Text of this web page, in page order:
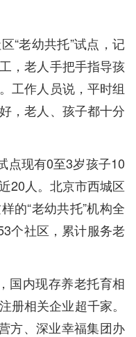
“老幼共托”试点，记
，老人手把手指导孩
工作人员说，平时组
，老人、孩子都十分
点现有0至3岁孩子10
20人。北京市西城区
的“老幼共托”机构全
个社区，累计服务老
国内现存养老托育相
册相关企业超千家。
方、深业幸福集团办